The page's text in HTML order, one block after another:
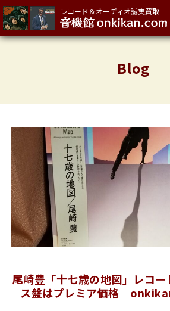
レコード＆オーディオ誠実買取
Blog
尾崎豊「十七歳の地図」レコ
ス盤はプレミア価格｜